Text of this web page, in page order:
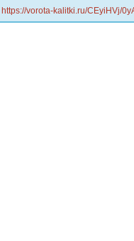
https://vorota-kalitki.ru/CEyiHVj/